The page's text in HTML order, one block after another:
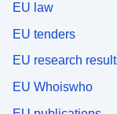
EU law
EU tenders
EU research
EU Whoiswho